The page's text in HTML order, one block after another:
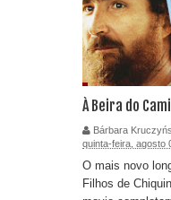
À Beira do
Bárbara
quinta-feira, agosto
O mais novo
Filhos de